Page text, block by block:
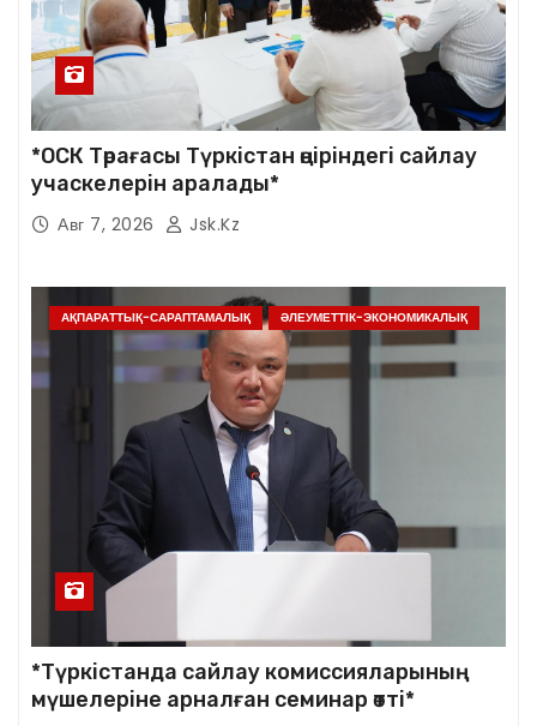
*ОСК Төрағасы Түркістан өңіріндегі сайлау
учаскелерін аралады*
Авг 7, 2026 Jsk.kz
АҚПАРАТТЫҚ-САРАПТАМАЛЫҚ ӘЛЕУМЕТТІК-ЭКОНОМИКАЛЫҚ
*Түркістанда сайлау комиссияларының
мүшелеріне арналған семинар өтті*